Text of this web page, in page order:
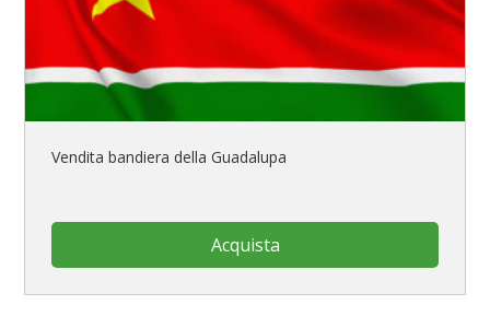
Vendita bandiera della Guadalupa
Acquista